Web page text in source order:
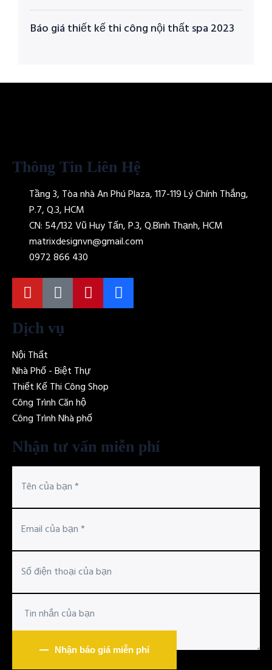
Báo giá thiết kế thi công nội thất spa 2023
Thông Tin Liên Hệ
Tầng 3, Tòa nhà An Phú Plaza, 117-119 Lý Chính Thắng,
P.7, Q.3, HCM
CN: 54/132 Vũ Huy Tấn, P.3, Q.Bình Thạnh, HCM
matrixdesignvn@gmail.com
0972 866 430
Dịch vụ
Nội Thất
Nhà Phố - Biệt Thự
Thiết Kế Thi Công Shop
Công Trình Căn hộ
Công Trình Nhà phố
Nhận tư vấn miễn phí